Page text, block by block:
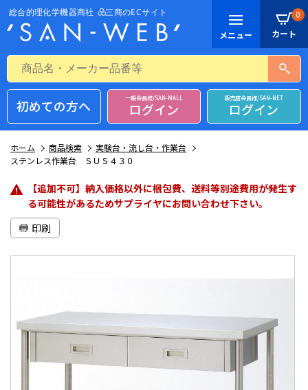
0
初めての方へ 一般会員様/SAN-MALL
ログイン
販売店会員様/SAN-NET
ログイン
ホーム 商品検索
実験台・流し台・作業台
ステンレス作業台 ＳＵＳ４３０
【追加不可】納入価格以外に梱包費、送料等別途費用が発生す
る可能性があるためサプライヤにお問い合わせ下さい。
印刷